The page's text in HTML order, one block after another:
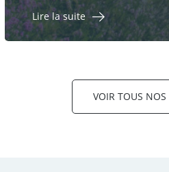
Lire la suite
VOIR TOUS NOS